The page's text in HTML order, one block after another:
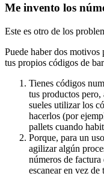
Me invento los
Este es otro de los
Puede haber dos
tus propios códigos de
Tienes códigos
tus productos
sueles utilizar los
hacerlos (por
pallets cuando
Porque, para un
agilizar algún
números de factura
escanear en vez de